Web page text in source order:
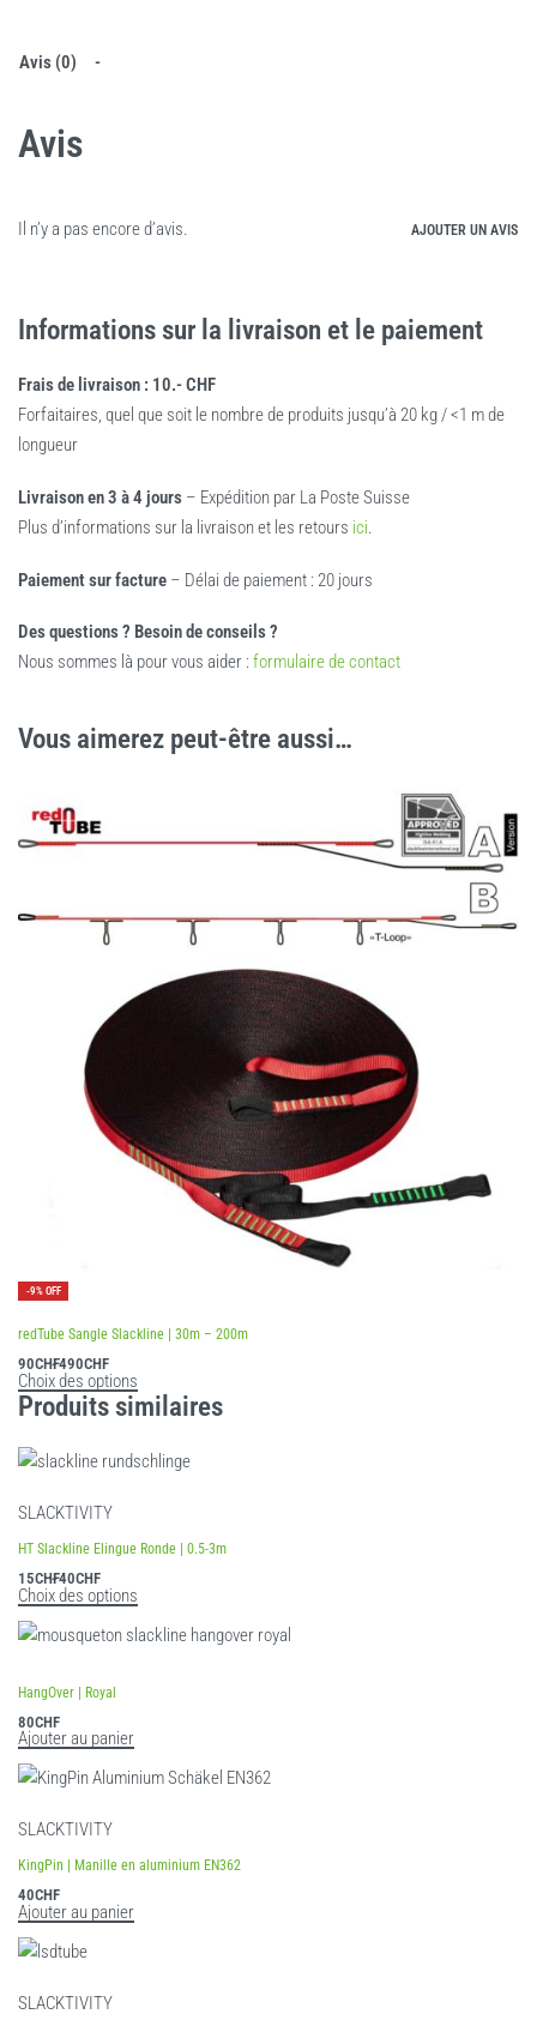
Avis (0)
Avis
Il n’y a pas encore d’avis. AJOUTER UN AVIS
Informations sur la livraison et le paiement
Frais de livraison : 10.- CHF
Forfaitaires, quel que soit le nombre de produits jusqu’à 20 kg / <1 m de
longueur
Livraison en 3 à 4 jours – Expédition par La Poste Suisse
Plus d’informations sur la livraison et les retours ici.
Paiement sur facture – Délai de paiement : 20 jours
Des questions ? Besoin de conseils ?
Nous sommes là pour vous aider : formulaire de contact
Vous aimerez peut-être aussi…
-9% OFF
redTube Sangle Slackline | 30m – 200m
90CHF490CHF
Choix des options
Produits similaires
SLACKTIVITY
HT Slackline Elingue Ronde | 0.5-3m
15CHF40CHF
Choix des options
HangOver | Royal
80CHF
Ajouter au panier
SLACKTIVITY
KingPin | Manille en aluminium EN362
40CHF
Ajouter au panier
SLACKTIVITY